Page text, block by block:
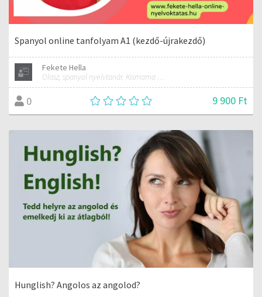
Spanyol online tanfolyam A1 (kezdő-újrakezdő)
Fekete Hella
Olasz, spanyol nyelvtanár. Kismama és női jóga oktató.
0 9 900 Ft
Hunglish? Angolos az angolod?